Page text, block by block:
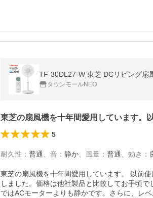
タウンモールNEO
東芝の扇風機を十年間愛用しています。
5
耐久性 ： 普通 音 ： 静か 風量 ： 普通 効き ：
東芝の扇風機を十年間愛用しています。 以前
しました。価格は他社製品と比較してお手頃
ではACモーターよりも静かです。さらに、レ